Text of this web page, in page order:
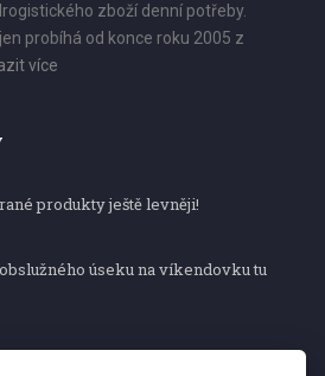
zboží denní potřeby.
probíhá od konce roku 2005 z
více
produkty ještě levněji!
úseku na víkendovku tu
úseku na víkendovku tu